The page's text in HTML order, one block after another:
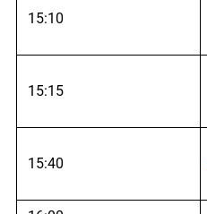
15:10
15:15
15:40